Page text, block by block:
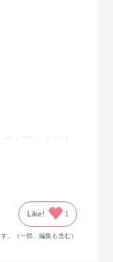
Like! 1
。（一部、編集も含む）